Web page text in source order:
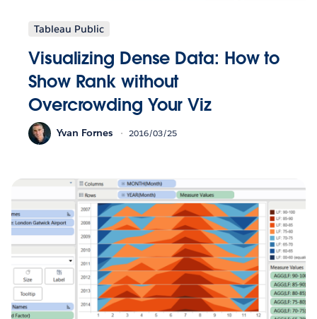
Tableau Public
Visualizing Dense Data: How to
Show Rank without
Overcrowding Your Viz
Yvan Fornes 2016/03/25